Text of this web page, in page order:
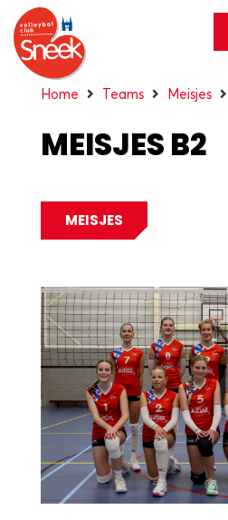
Home Teams Meisjes
MEISJES B2
MEISJES